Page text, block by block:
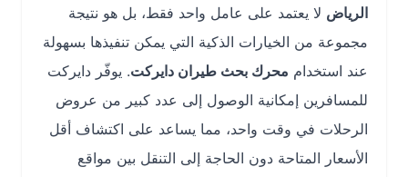
الرياضلا يعتمد على عامل واحد فقط، بل هو نتيجة
مجموعة من الخيارات الذكية التي يمكن تنفيذها بسهولة
عند استخداممحرك بحث طيران دايركت. يوفّر دايركت
للمسافرين إمكانية الوصول إلى عدد كبير من عروض
الرحلات في وقت واحد، مما يساعد على اكتشاف أقل
الأسعار المتاحة دون الحاجة إلى التنقل بين مواقع